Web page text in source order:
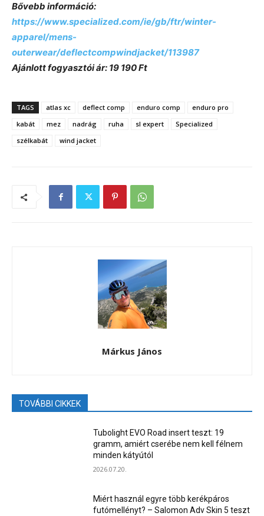
Bővebb információ:
https://www.specialized.com/ie/gb/ftr/winter-
apparel/mens-
outerwear/deflectcompwindjacket/113987
Ajánlott fogyasztói ár: 19 190 Ft
TAGS atlas xc deflect comp enduro comp
enduro pro
kabát
mez nadrág ruha sl expert
Specialized
szélkabát
wind jacket
Márkus János
TOVÁBBI CIKKEK
Tubolight EVO Road insert teszt: 19
gramm, amiért cserébe nem kell félnem
minden kátyútól
2026.07.20.
Miért használ egyre több kerékpáros
futómellényt? – Salomon Adv Skin 5 teszt